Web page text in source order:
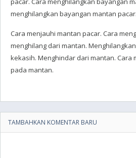
menghilangkan bayangan mantan
Cara menjauhi mantan pacar. Cara
menghilang dari mantan.
kekasih. Menghindar dari mantan. Cara
pada mantan.
TAMBAHKAN KOMENTAR BARU